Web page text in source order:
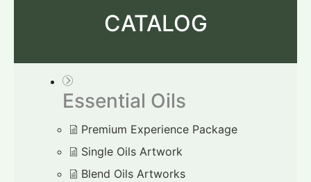
CATALOG
Essential Oils
Premium Experience Package
Single Oils Artwork
Blend Oils Artworks